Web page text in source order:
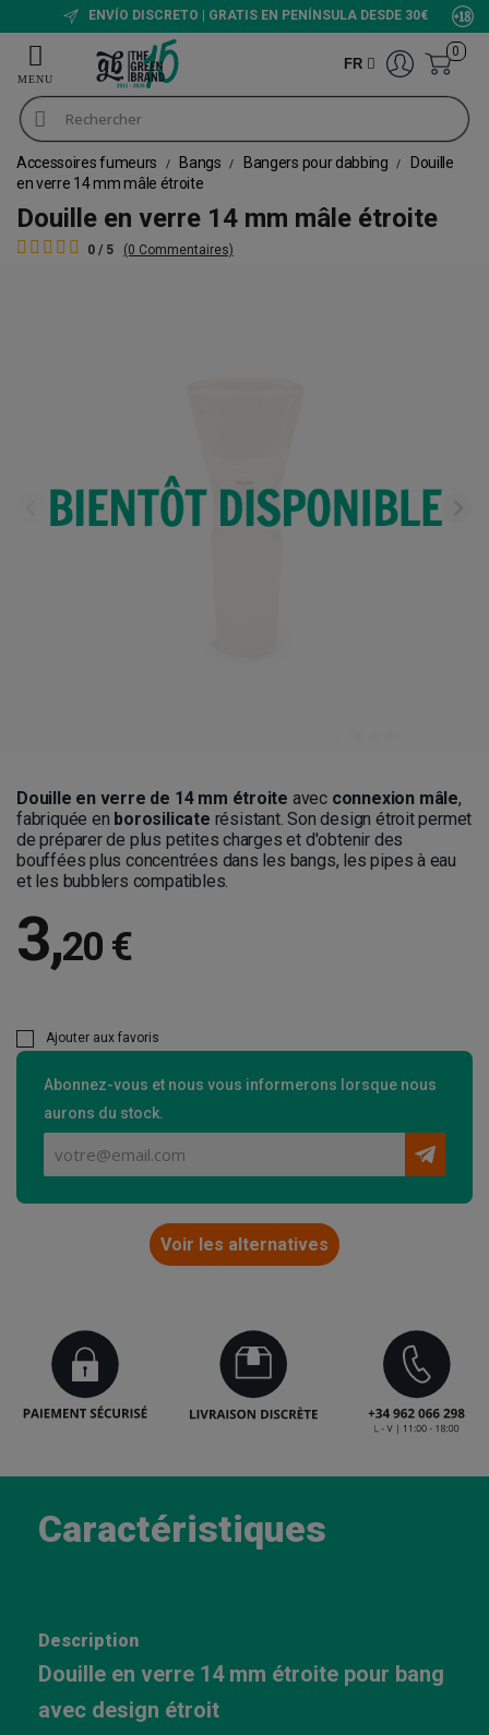
ENVÍO DISCRETO | GRATIS EN PENÍNSULA DESDE 30€
FR
0
Accessoires fumeurs Bangs Bangers pour dabbing
Douille
en verre 14 mm mâle étroite
Douille en verre 14 mm mâle étroite
0 / 5 (0 Commentaires)
Douille en verre de 14 mm étroite avec connexion mâle,
fabriquée en borosilicate résistant. Son design étroit permet
de préparer de plus petites charges et d'obtenir des
bouffées plus concentrées dans les bangs, les pipes à eau
et les bubblers compatibles.
3,20 €
Ajouter aux favoris
Abonnez-vous et nous vous informerons lorsque nous
aurons du stock.
Voir les alternatives
Caractéristiques
Description
Douille en verre 14 mm étroite pour bang
avec design étroit